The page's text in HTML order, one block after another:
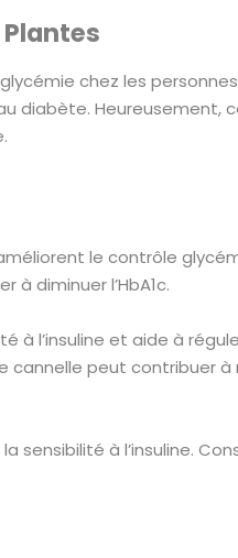
chez les
diabète. Heureusement,
le contrôle
diminuer l’HbA1c.
à l’insuline et aide à
peut contribuer à
à l’insuline.